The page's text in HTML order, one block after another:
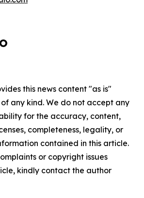
this news content "as is"
any kind. We do not accept any
for the accuracy, content,
completeness, legality, or
contained in this article.
or copyright issues
kindly contact the author